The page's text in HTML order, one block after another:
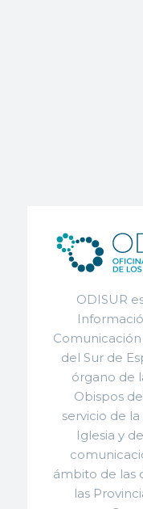
ODISUR
del Sur de
órgano de
Obispos
servicio de
Iglesia y
ámbito de las
las